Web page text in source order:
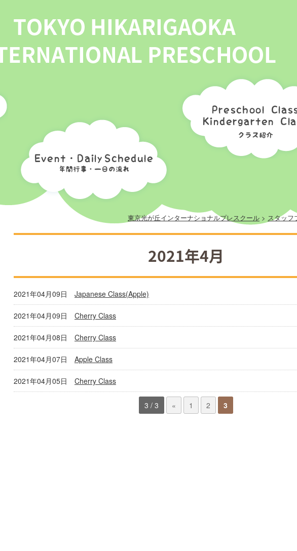
年間スケジュール
1日の流れ
チェリークラス
アップルクラス
メロンクラス
グレープクラス
東京光が丘インターナショナルプレスクール > スタッフ
2021年4月
2021年04月09日 Japanese Class(Apple)
2021年04月09日 Cherry Class
2021年04月08日 Cherry Class
2021年04月07日 Apple Class
2021年04月05日 Cherry Class
3 / 3 « 1 2 3